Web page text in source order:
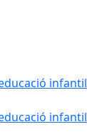
infantil
infantil